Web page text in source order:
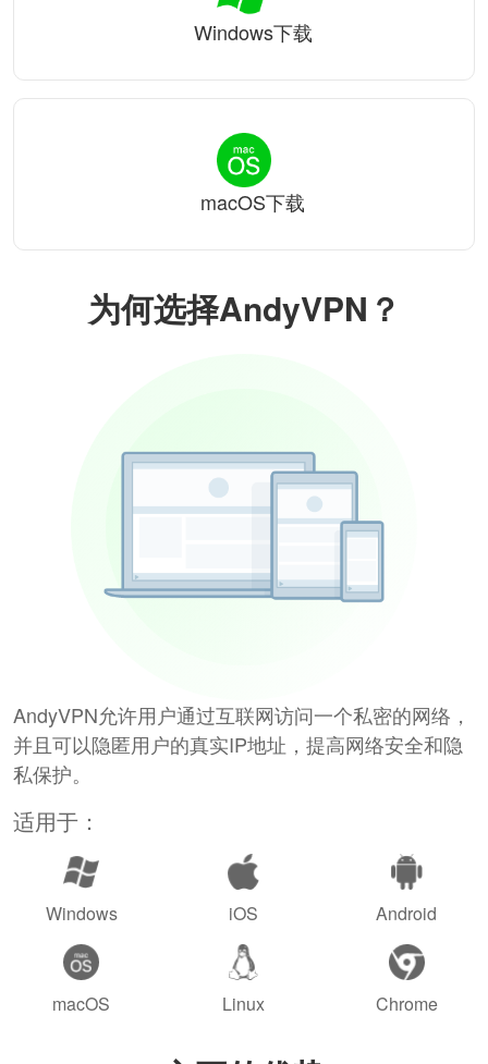
为何选择AndyVPN？
AndyVPN允许用户通过互联网访问一个私密的网络，
并且可以隐匿用户的真实IP地址，提高网络安全和隐
私保护。
适用于：
Windows iOS Android
macOS Linux Chrome
Windows下载
macOS下载